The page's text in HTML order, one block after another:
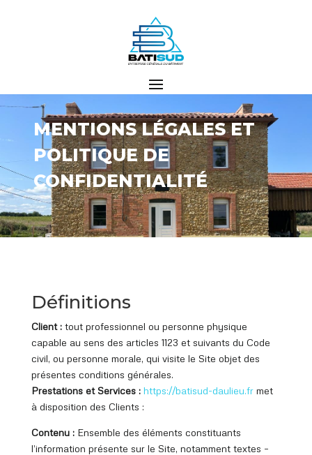
MENTIONS LÉGALES ET
POLITIQUE DE
CONFIDENTIALITÉ
Définitions
Client :tout professionnel ou personne physique
capable au sens des articles 1123 et suivants du Code
civil, ou personne morale, qui visite le Site objet des
présentes conditions générales.
Prestations et Services : https://batisud-daulieu.frmet
à disposition des Clients :
Contenu :Ensemble des éléments constituants
l’information présente sur le Site, notamment textes –